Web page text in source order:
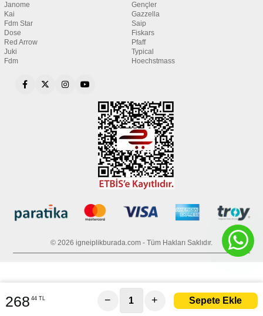
Janome
Kai
Fdm Star
Dose
Red Arrow
Juki
Fdm
Gençler
Gazzella
Saip
Fiskars
Pfaff
Typical
Hoechstmass
© 2026 igneiplikburada.com - Tüm Hakları Saklıdır.
268 44 TL − +